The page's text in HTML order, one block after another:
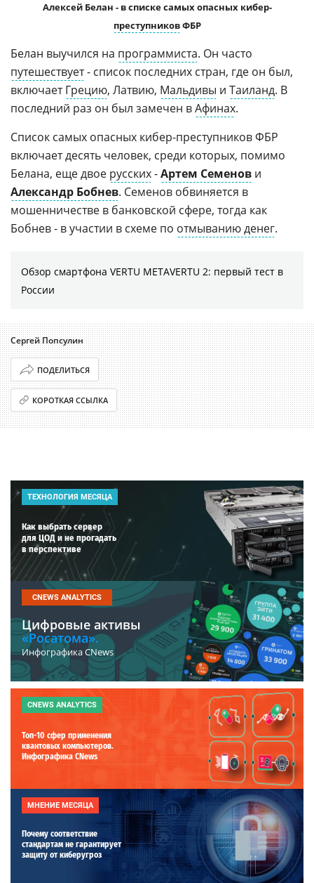
Алексей Белан - в списке самых опасных кибер-
преступниковФБР
Белан выучился на программиста. Он часто
путешествует- список последних стран, где он был,
включаетГрецию, Латвию, Мальдивы и Таиланд. В
последний раз он был замечен вАфинах.
Cписок самых опасных кибер-преступников ФБР
включает десять человек, среди которых, помимо
Белана, еще двое русских-Артем Семенов и
Александр Бобнев. Семенов обвиняется в
мошенничестве в банковской сфере, тогда как
Бобнев - в участии в схеме по отмыванию денег.
Обзор смартфона VERTU METAVERTU 2: первый тест в
России
Сергей Попсулин
ПОДЕЛИТЬСЯ
КОРОТКАЯ ССЫЛКА
ТЕХНОЛОГИЯ МЕСЯЦА
Как выбрать сервер
для ЦОД и не прогадать
в перспективе
CNEWS ANALYTICS
Цифровые активы
«Росатома».
Инфографика CNews
CNEWS ANALYTICS
Топ-10 сфер применения
квантовых компьютеров.
Инфографика CNews
МНЕНИЕ МЕСЯЦА
Почему соответствие
стандартам не гарантирует
защиту от киберугроз